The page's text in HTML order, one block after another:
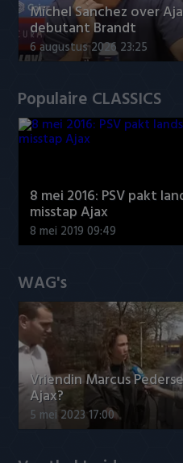
Míchel Sanchez over
debutant Brandt
6 augustus 2026 23:25
Populaire CLASSICS
8 mei 2016: PSV pakt
misstap Ajax
8 mei 2019 09:49
WAG's
Vriendin Marcus
Ajax?
5 mei 2023 17:00